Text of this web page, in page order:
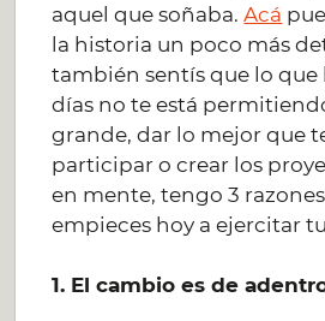
aquel que soñaba.Acá
la historia un poco más
también sentís que lo que
días no te está
grande, dar lo mejor que
participar o crear los
en mente, tengo 3
empieces hoy a ejercitar
1. El cambio es de